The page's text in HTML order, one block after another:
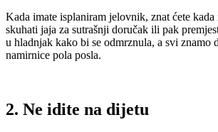
Kada imate isplaniram jelovnik, znat ćete kada
skuhati jaja za sutrašnji doručak ili pak
u hladnjak kako bi se odmrznula, a svi znamo
namirnice pola posla.
2. Ne idite na dijetu